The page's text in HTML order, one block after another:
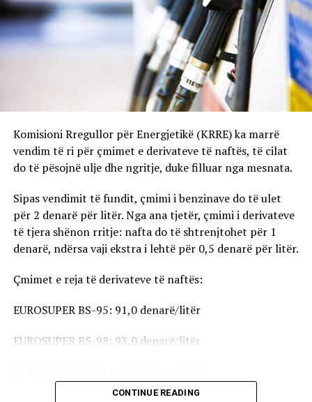
Komisioni Rregullor për Energjetikë (KRRE) ka marrë
vendim të ri për çmimet e derivateve të naftës, të cilat
do të pësojnë ulje dhe ngritje, duke filluar nga mesnata.
Sipas vendimit të fundit, çmimi i benzinave do të ulet
për 2 denarë për litër. Nga ana tjetër, çmimi i derivateve
të tjera shënon rritje: nafta do të shtrenjtohet për 1
denarë, ndërsa vaji ekstra i lehtë për 0,5 denarë për litër.
Çmimet e reja të derivateve të naftës:
EUROSUPER BS-95: 91,0 denarë/litër
EUROSUPER BS-98: 93,0 denarë/litër
CONTINUE READING